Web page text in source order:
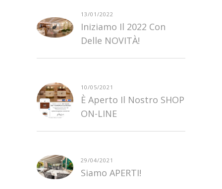
13/01/2022
Iniziamo Il 2022 Con
Delle NOVITÀ!
10/05/2021
È Aperto Il Nostro SHOP
ON-LINE
29/04/2021
Siamo APERTI!